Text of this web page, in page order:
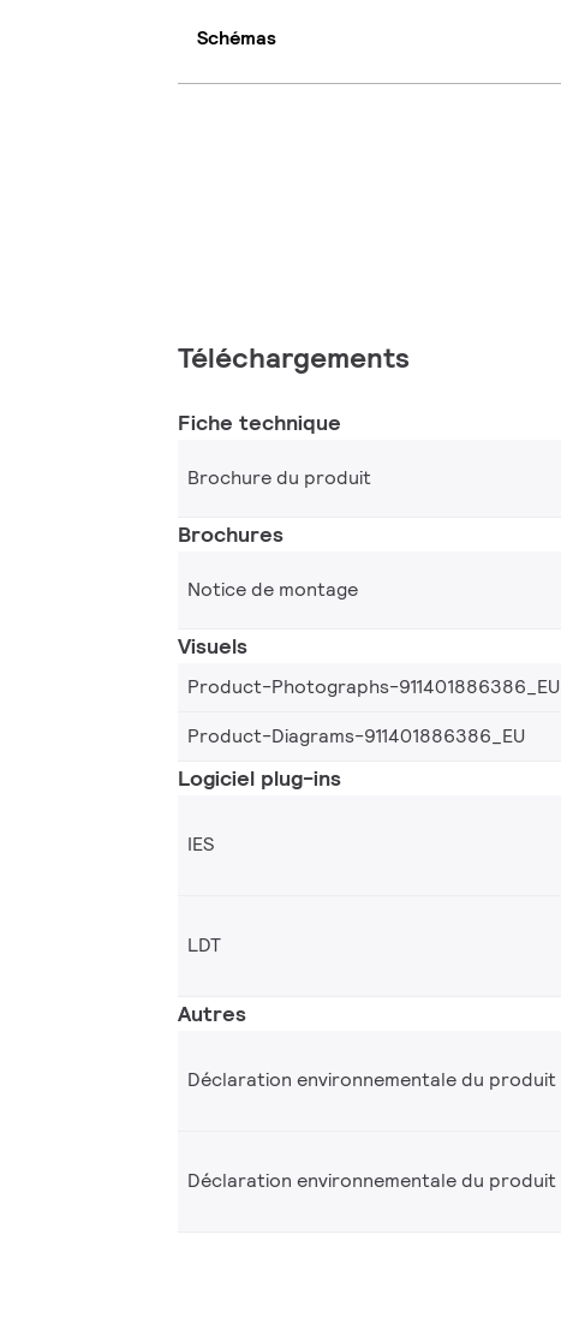
Schémas
Téléchargements
Fiche technique
Brochure du produit
Brochures
Notice de montage
Visuels
Product-Photographs-911401886386_EU
Product-Diagrams-911401886386_EU
Logiciel plug-ins
IES
LDT
Autres
Déclaration environnementale du produit
Déclaration environnementale du produit